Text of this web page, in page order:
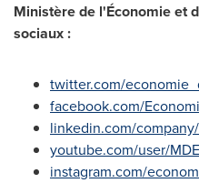
Ministère de l'Économie et
sociaux :
twitter.com/
facebook.com/
linkedin.com/
youtube.com/user/
instagram.com/